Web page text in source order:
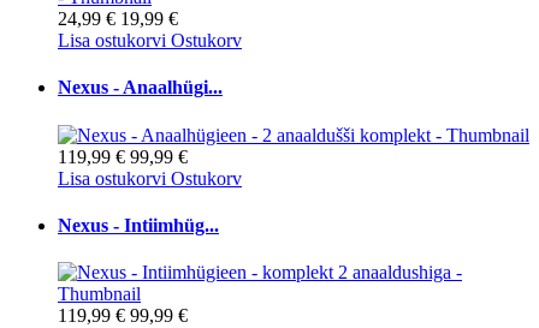
24,99 € 19,99 €
Lisa ostukorvi Ostukorv
Nexus - Anaalhügi...
119,99 € 99,99 €
Lisa ostukorvi Ostukorv
Nexus - Intiimhüg...
119,99 € 99,99 €